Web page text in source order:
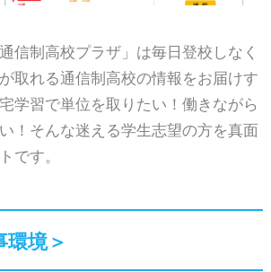
信制高校プラザ」は毎日登校しなく
取れる通信制高校の情報をお届けす
学習で単位を取りたい！働きながら
！そんな迷える学生志望の方を真面
です。
環境＞